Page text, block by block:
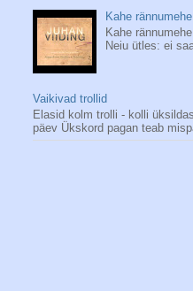
Kahe
Kahe
Neiu ütles: ei
Vaikivad trollid
Elasid kolm trolli - kolli
päev Ükskord pagan teab